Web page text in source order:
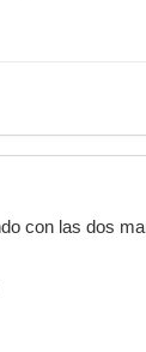
con las dos